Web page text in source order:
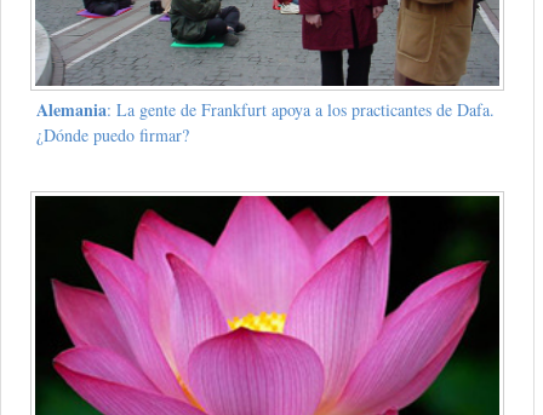
Alemania: La gente de Frankfurt apoya a los practicantes de Dafa.
¿Dónde puedo firmar?